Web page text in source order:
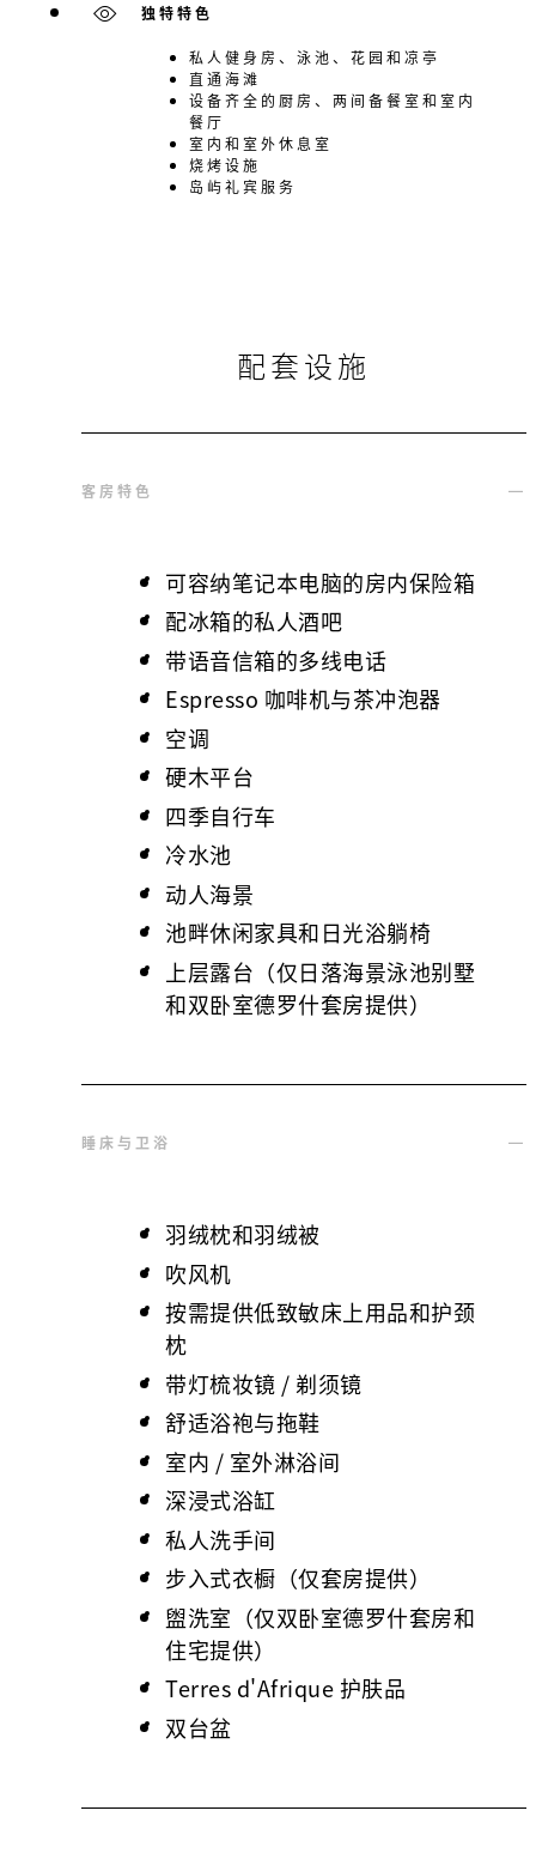
独特特色
私人健身房、泳池、花园和凉亭
直通海滩
设备齐全的厨房、两间备餐室和室内
餐厅
室内和室外休息室
烧烤设施
岛屿礼宾服务
配套设施
客房特色
可容纳笔记本电脑的房内保险箱
配冰箱的私人酒吧
带语音信箱的多线电话
Espresso 咖啡机与茶冲泡器
空调
硬木平台
四季自行车
冷水池
动人海景
池畔休闲家具和日光浴躺椅
上层露台（仅日落海景泳池别墅
和双卧室德罗什套房提供）
睡床与卫浴
羽绒枕和羽绒被
吹风机
按需提供低致敏床上用品和护颈
枕
带灯梳妆镜 / 剃须镜
舒适浴袍与拖鞋
室内 / 室外淋浴间
深浸式浴缸
私人洗手间
步入式衣橱（仅套房提供）
盥洗室（仅双卧室德罗什套房和
住宅提供）
Terres d'Afrique 护肤品
双台盆